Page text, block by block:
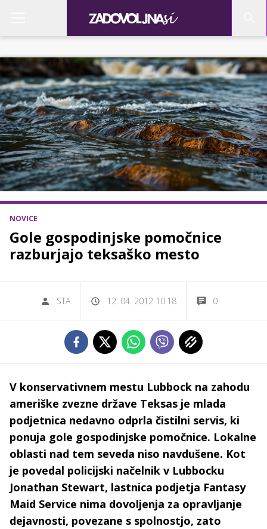
NOVICE
Gole gospodinjske pomočnice
razburjajo teksaško mesto
STA 12. 04. 2012 10.18 0
V konservativnem mestu Lubbock na zahodu
ameriške zvezne države Teksas je mlada
podjetnica nedavno odprla čistilni servis, ki
ponuja gole gospodinjske pomočnice. Lokalne
oblasti nad tem seveda niso navdušene. Kot
je povedal policijski načelnik v Lubbocku
Jonathan Stewart, lastnica podjetja Fantasy
Maid Service nima dovoljenja za opravljanje
dejavnosti, povezane s spolnostjo, zato